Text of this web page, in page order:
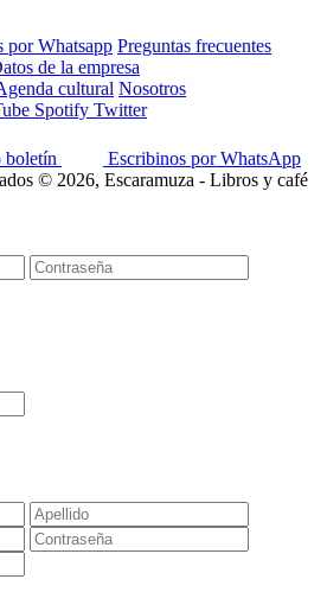
por Whatsapp Preguntas frecuentes
de la empresa
cultural Nosotros
Spotify Twitter
boletín
Escribinos por WhatsApp
© 2026, Escaramuza - Libros y café